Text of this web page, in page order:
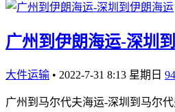
广州到伊朗海运-深圳
大件运输 • 2022-7-31 8:13 星期日
广州到马尔代夫海运-深圳到马尔